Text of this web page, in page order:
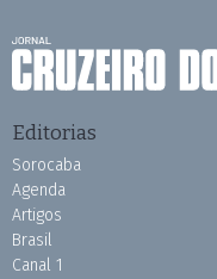
Editorias
Sorocaba
Agenda
Artigos
Brasil
Canal 1